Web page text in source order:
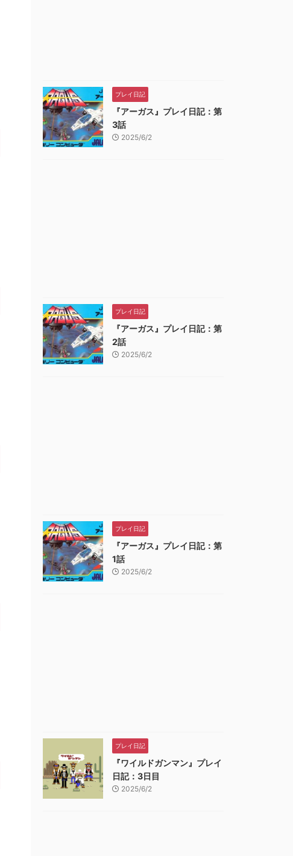
プレイ日記
『アーガス』プレイ日記：第
3話
2025/6/2
プレイ日記
『アーガス』プレイ日記：第
2話
2025/6/2
プレイ日記
『アーガス』プレイ日記：第
1話
2025/6/2
プレイ日記
『ワイルドガンマン』プレイ
日記：3日目
2025/6/2